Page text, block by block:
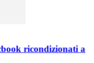
ricondizionati a